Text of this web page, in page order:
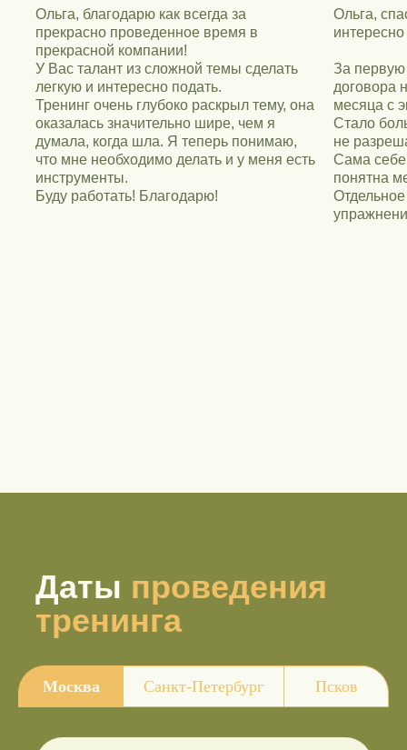
выбранной РОЛИ»
Телесные упражнения на поддержку и
доверие.
Звуковые практики на поддержку и
доверие.
Финальный круг
Ольга, благодарю как всегда за
прекрасно проведенное время в
прекрасной компании!
У Вас талант из сложной темы сделать
легкую и интересно подать.
Тренинг очень глубоко раскрыл тему, она
оказалась значительно шире, чем я
думала, когда шла. Я теперь понимаю,
что мне необходимо делать и у меня есть
инструменты.
Буду работать! Благодарю!
Ольга,
За
договора
месяца с
Стало
не
Сама себе
понятна
Даты проведения
тренинга
Москва Санкт-Петербург Псков